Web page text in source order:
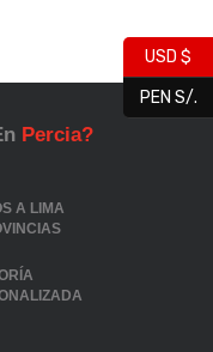
Percia?
A LIMA
USD $
PEN S/.